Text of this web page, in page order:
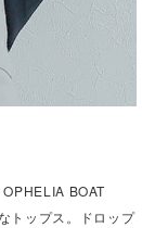
BOAT
トップス。ドロップ